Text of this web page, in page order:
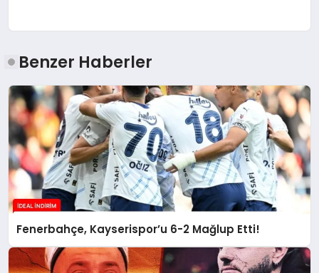
Benzer Haberler
Fenerbahçe, Kayserispor’u 6-2 Mağlup Etti!